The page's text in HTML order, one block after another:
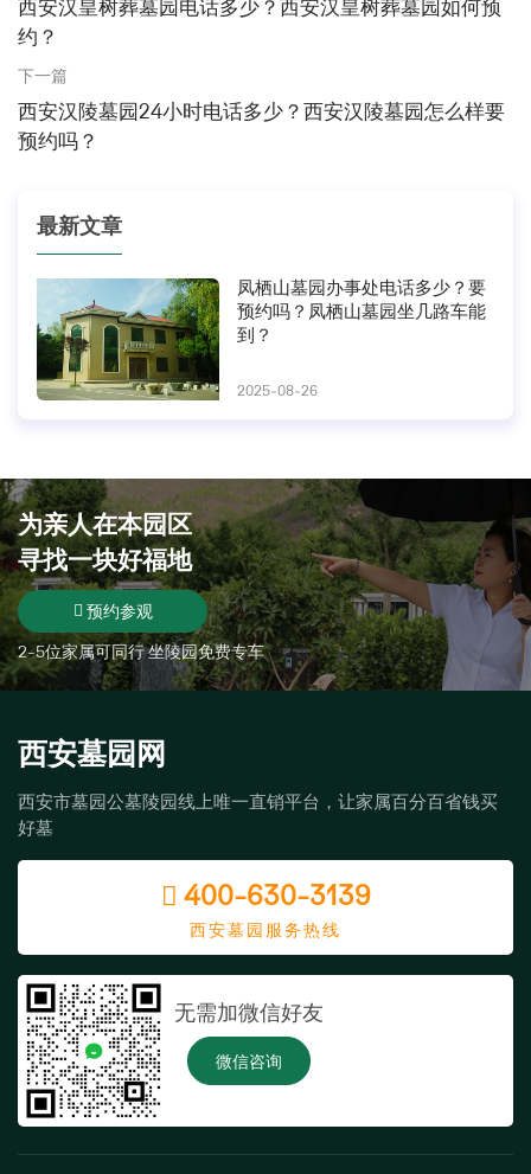
西安汉皇树葬墓园电话多少？西安汉皇树葬墓园如何预
约？
下一篇
西安汉陵墓园24小时电话多少？西安汉陵墓园怎么样要
预约吗？
最新文章
凤栖山墓园办事处电话多少？要
预约吗？凤栖山墓园坐几路车能
到？
2025-08-26
为亲人在本园区
寻找一块好福地
预约参观
2-5位家属可同行 坐陵园免费专车
西安墓园网
西安市墓园公墓陵园线上唯一直销平台，让家属百分百省钱买
好墓
400-630-3139
西安墓园服务热线
无需加微信好友
微信咨询